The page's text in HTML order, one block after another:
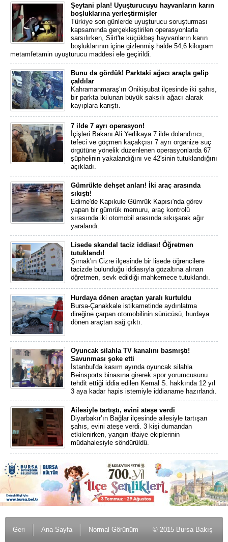
Şeytani plan! Uyuşturucuyu hayvanların karın
boşluklarına yerleştirmişler
Türkiye son günlerde uyuşturucu soruşturması
kapsamında gerçekleştirilen operasyonlarla
sarsılırken, Siirt'te küçükbaş hayvanların karın
boşluklarının içine gizlenmiş halde 54,6 kilogram
metamfetamin uyuşturucu maddesi ele geçirildi.
Bunu da gördük! Parktaki ağacı araçla gelip
çaldılar
Kahramanmaraş’ın Onikişubat ilçesinde iki şahıs,
bir parkta bulunan büyük saksılı ağacı alarak
kayıplara karıştı.
7 ilde 7 ayrı operasyon!
İçişleri Bakanı Ali Yerlikaya 7 ilde dolandırıcı,
tefeci ve göçmen kaçakçısı 7 ayrı organize suç
örgütüne yönelik düzenlenen operasyonlarda 67
şüphelinin yakalandığını ve 42'sinin tutuklandığını
açıkladı.
Gümrükte dehşet anları! İki araç arasında
sıkıştı!
Edirne'de Kapıkule Gümrük Kapısı'nda görev
yapan bir gümrük memuru, araç kontrolü
sırasında iki otomobil arasında sıkışarak ağır
yaralandı.
Lisede skandal taciz iddiası! Öğretmen
tutuklandı!
Şırnak'ın Cizre ilçesinde bir lisede öğrencilere
tacizde bulunduğu iddiasıyla gözaltına alınan
öğretmen, sevk edildiği mahkemece tutuklandı.
Hurdaya dönen araçtan yaralı kurtuldu
Bursa-Çanakkale istikametinde aydınlatma
direğine çarpan otomobilinin sürücüsü, hurdaya
dönen araçtan sağ çıktı.
Oyuncak silahla TV kanalını basmıştı!
Savunması şoke etti
İstanbul'da kasım ayında oyuncak silahla
Beinsports binasına girerek spor yorumcusunu
tehdit ettiği iddia edilen Kemal S. hakkında 12 yıl
3 aya kadar hapis istemiyle iddianame hazırlandı.
Ailesiyle tartıştı, evini ateşe verdi
Diyarbakır’ın Bağlar ilçesinde ailesiyle tartışan
şahıs, evini ateşe verdi. 3 kişi dumandan
etkilenirken, yangın itfaiye ekiplerinin
müdahalesiyle söndürüldü.
Geri Ana Sayfa Normal Görünüm © 2015 Bursa Bakış